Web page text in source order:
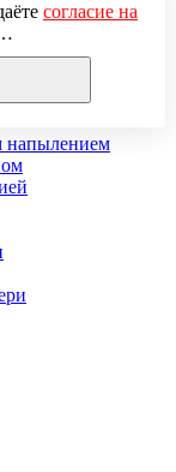
напылением
согласие на
сведения о
п.)
сайт.